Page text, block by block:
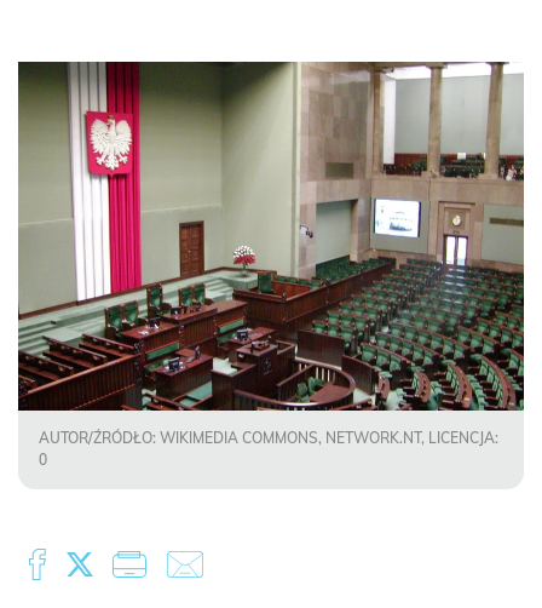
AUTOR/ŹRÓDŁO: WIKIMEDIA COMMONS, NETWORK.NT, LICENCJA:
0